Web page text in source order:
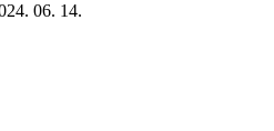
06. 14.